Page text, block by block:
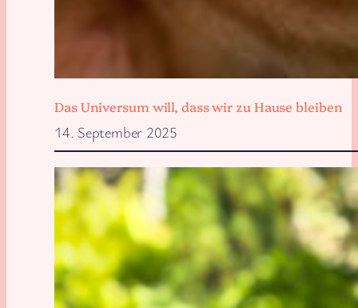
Das Universum will, dass wir zu Hause bleiben
14. September 2025